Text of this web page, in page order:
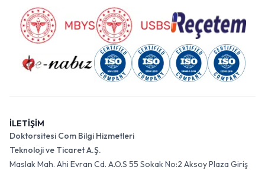
İLETİŞİM
Doktorsitesi Com Bilgi Hizmetleri
Teknoloji ve Ticaret A.Ş.
Maslak Mah. Ahi Evran Cd. A.O.S 55 Sokak No:2 Aksoy Plaza Giriş